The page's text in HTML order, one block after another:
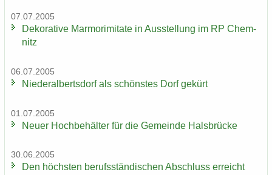
07.07.2005
De­ko­ra­ti­ve Mar­mo­r­imi­ta­te in Aus­stel­lung im RP Chem­
nitz
06.07.2005
Nie­der­al­berts­dorf als schöns­tes Dorf ge­kürt
01.07.2005
Neuer Hoch­be­häl­ter für die Ge­mein­de Hals­brü­cke
30.06.2005
Den höchs­ten be­rufs­stän­di­schen Ab­schluss er­reicht